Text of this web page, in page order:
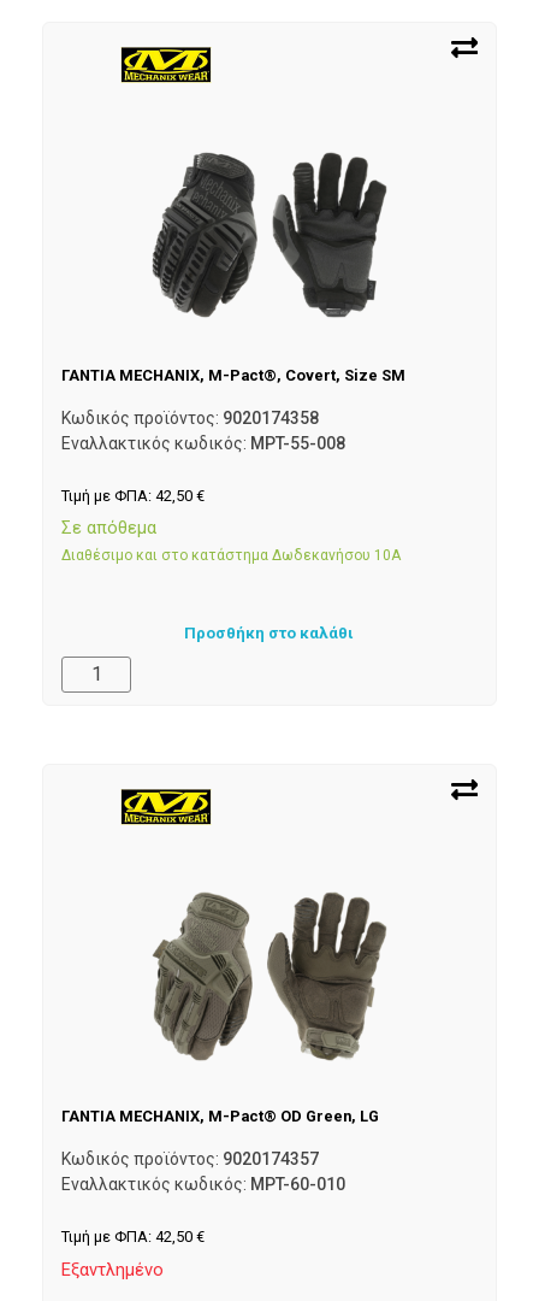
ΓΑΝΤΙΑ MECHANIX, M-Pact®, Covert, Size SM
Κωδικός προϊόντος: 9020174358
Εναλλακτικός κωδικός: MPT-55-008
Τιμή με ΦΠΑ: 42,50 €
Σε απόθεμα
Διαθέσιμο και στο κατάστημα Δωδεκανήσου 10Α
Προσθήκη στο καλάθι
ΓΑΝΤΙΑ MECHANIX, M-Pact® OD Green, LG
Κωδικός προϊόντος: 9020174357
Εναλλακτικός κωδικός: MPT-60-010
Τιμή με ΦΠΑ: 42,50 €
Εξαντλημένο